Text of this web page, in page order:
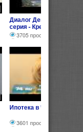
Диалог Деньги Банки
серия - Кредит)
3705 просмотров
Ипотека в Челябинске
3601 просмотр